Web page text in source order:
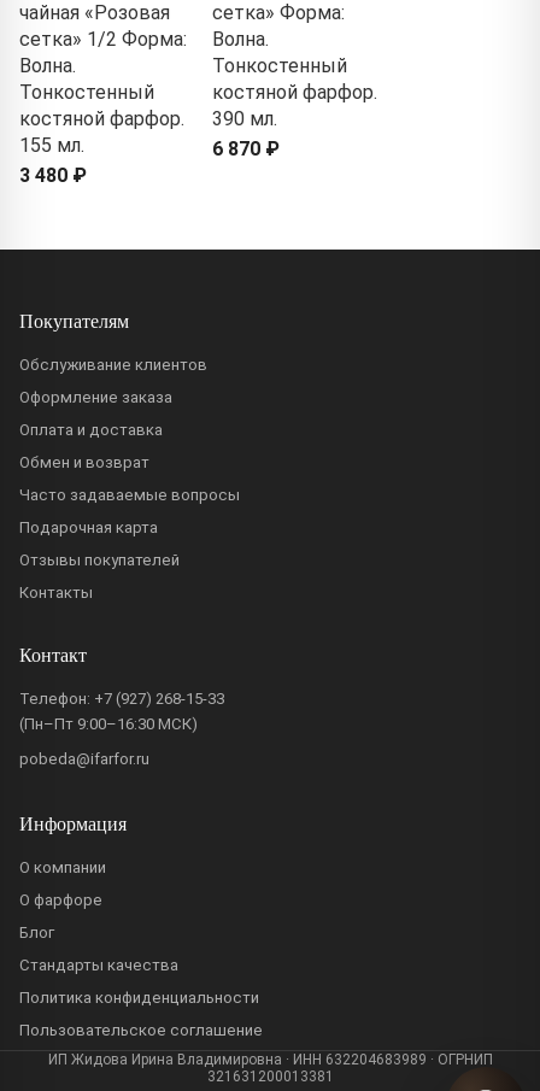
чайная «Розовая
сетка» 1/2 Форма:
Волна.
Тонкостенный
костяной фарфор.
155 мл.
3 480 ₽
сетка» Форма:
Волна.
Тонкостенный
костяной фарфор.
390 мл.
6 870 ₽
Покупателям
Обслуживание клиентов
Оформление заказа
Оплата и доставка
Обмен и возврат
Часто задаваемые вопросы
Подарочная карта
Отзывы покупателей
Контакты
Контакт
Телефон: +7 (927) 268-15-33
(Пн–Пт 9:00–16:30 МСК)
pobeda@ifarfor.ru
Информация
О компании
О фарфоре
Блог
Стандарты качества
Политика конфиденциальности
Пользовательское соглашение
ИП Жидова Ирина Владимировна · ИНН 632204683989 · ОГРНИП
321631200013381